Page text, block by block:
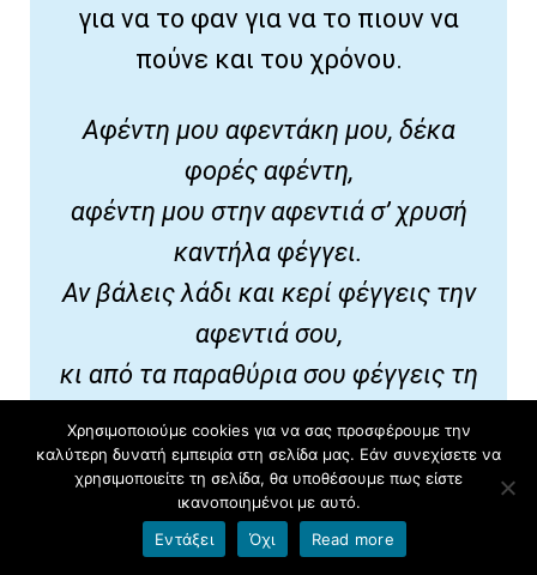
για να το φαν για να το πιουν να
πούνε και του χρόνου.
Αφέντη μου αφεντάκη μου, δέκα
φορές αφέντη,
αφέντη μου στην αφεντιά σ’ χρυσή
καντήλα φέγγει.
Αν βάλεις λάδι και κερί φέγγεις την
αφεντιά σου,
κι από τα παραθύρια σου φέγγεις τη
κι αν βάλεις και περσότερο φέγγεις
τον κόσμον όλο.
Χρησιμοποιούμε cookies για να σας προσφέρουμε την
καλύτερη δυνατή εμπειρία στη σελίδα μας. Εάν συνεχίσετε να
χρησιμοποιείτε τη σελίδα, θα υποθέσουμε πως είστε
ικανοποιημένοι με αυτό.
Εντάξει
Όχι Read more